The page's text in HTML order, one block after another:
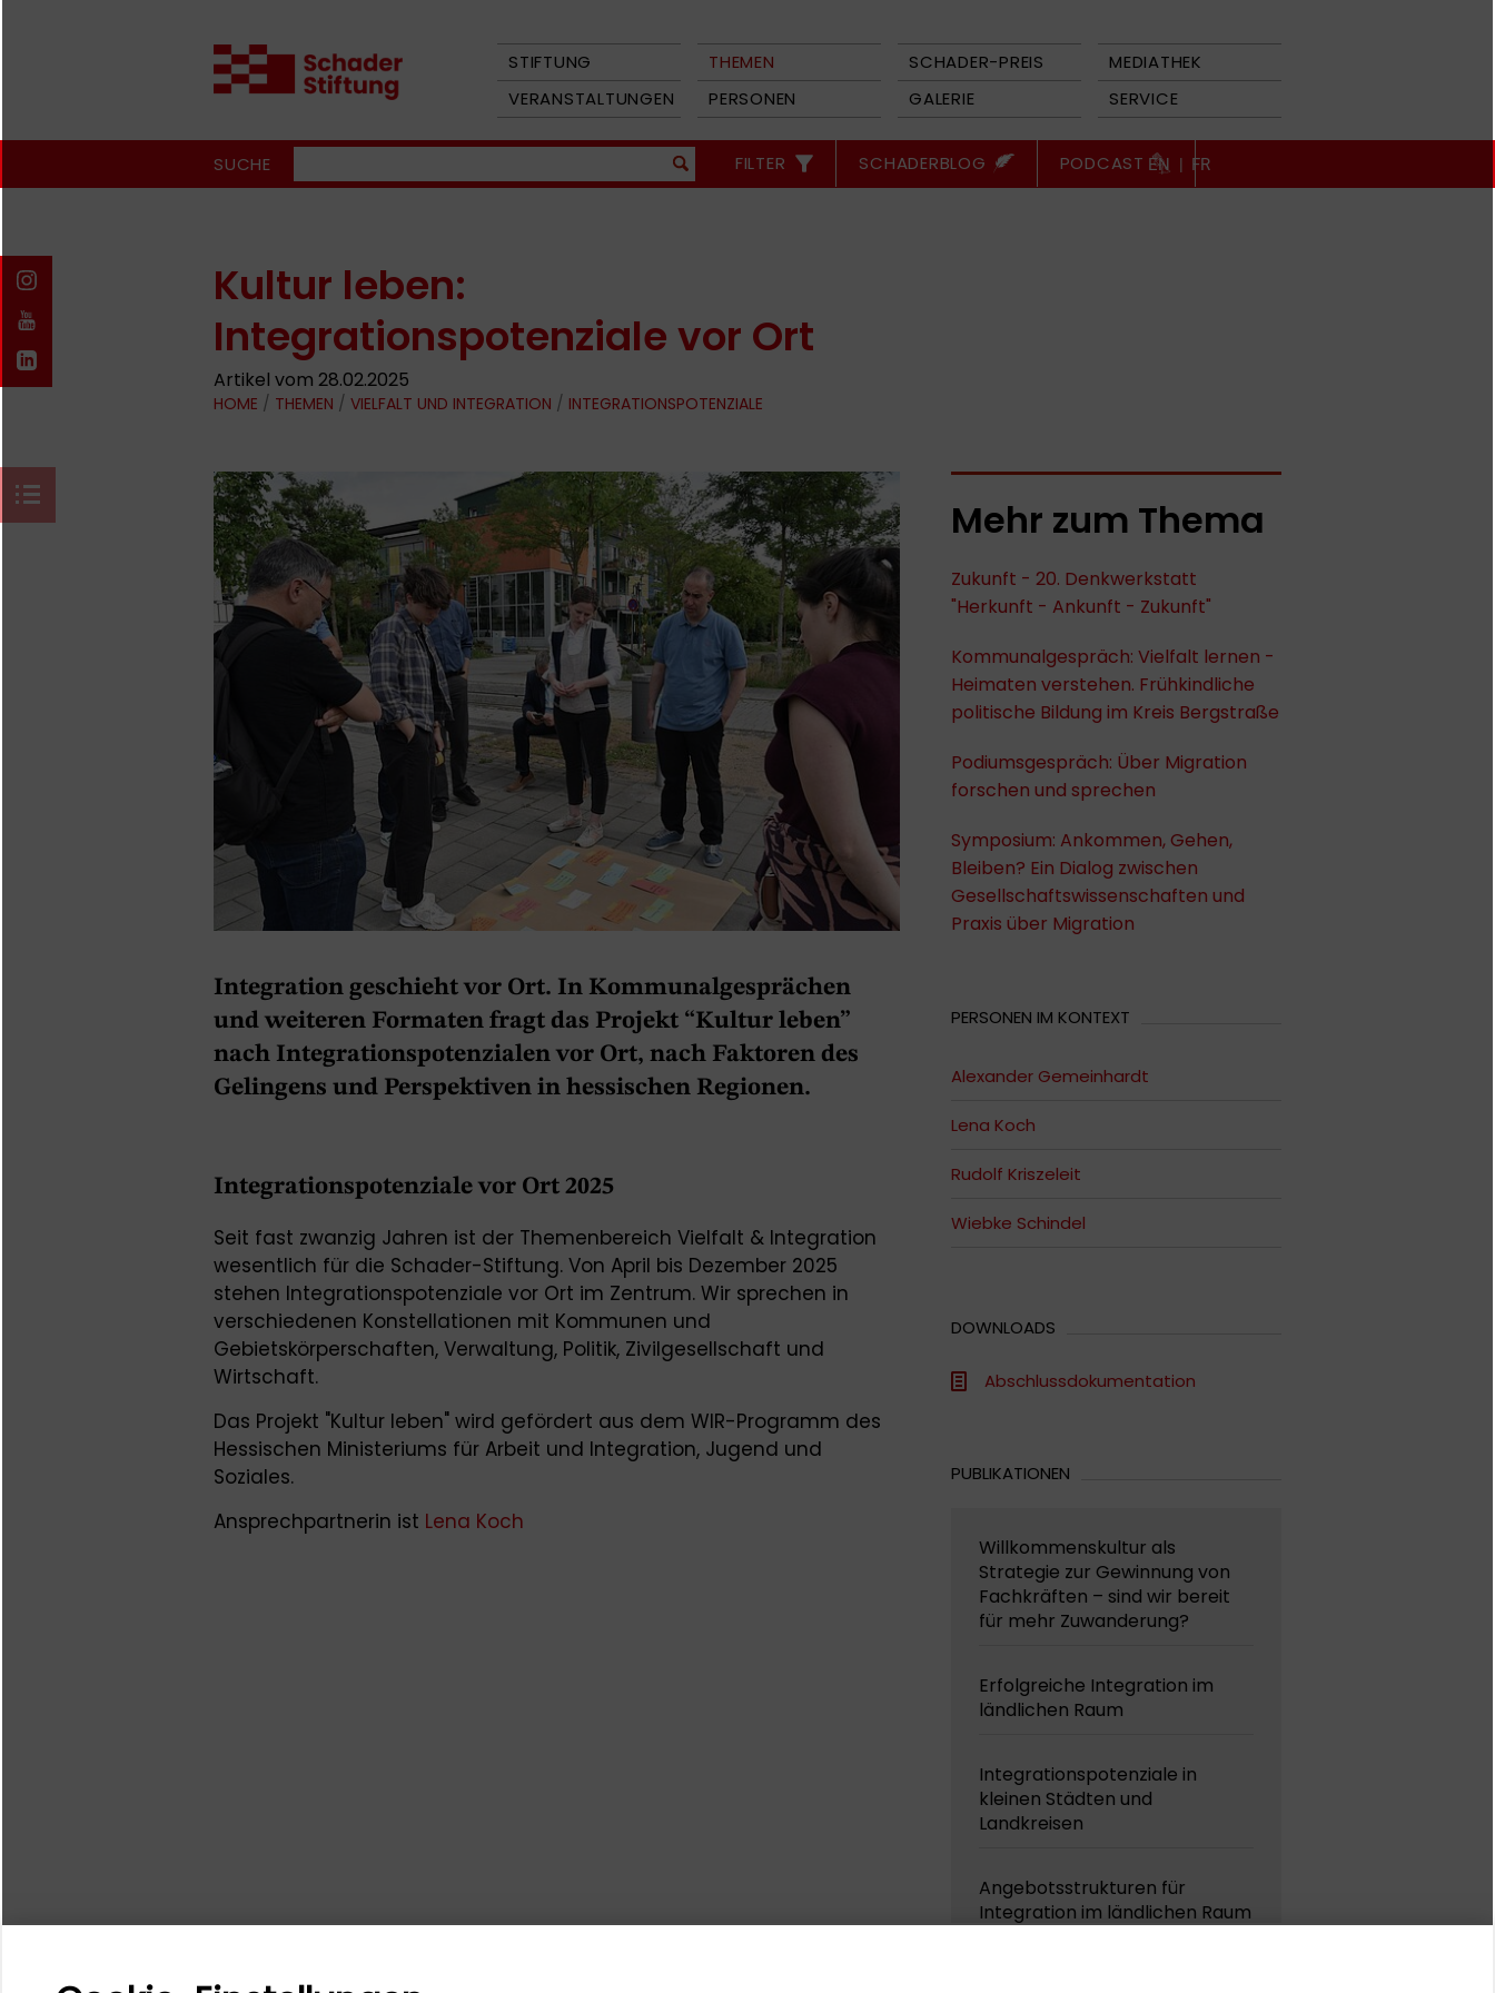
STIFTUNG THEMEN SCHADER-PREIS
MEDIATHEK
VERANSTALTUNGEN
PERSONEN GALERIE SERVICE
SUCHE FILTER SCHADERBLOG PODCAST EN | FR
Kultur leben:
Integrationspotenziale vor Ort
Artikel vom 28.02.2025
HOME / THEMEN / VIELFALT UND INTEGRATION / INTEGRATIONSPOTENZIALE
Integration geschieht vor Ort. In Kommunalgesprächen
und weiteren Formaten fragt das Projekt “Kultur leben”
nach Integrationspotenzialen vor Ort, nach Faktoren des
Gelingens und Perspektiven in hessischen Regionen.
Integrationspotenziale vor Ort 2025
Seit fast zwanzig Jahren ist der Themenbereich Vielfalt & Integration
wesentlich für die Schader-Stiftung. Von April bis Dezember 2025
stehen Integrationspotenziale vor Ort im Zentrum. Wir sprechen in
verschiedenen Konstellationen mit Kommunen und
Gebietskörperschaften, Verwaltung, Politik, Zivilgesellschaft und
Wirtschaft.
Das Projekt "Kultur leben" wird gefördert aus dem WIR-Programm des
Hessischen Ministeriums für Arbeit und Integration, Jugend und
Soziales.
Ansprechpartnerin ist Lena Koch
Mehr zum Thema
Zukunft - 20. Denkwerkstatt
"Herkunft - Ankunft - Zukunft"
Kommunalgespräch: Vielfalt lernen -
Heimaten verstehen. Frühkindliche
politische Bildung im Kreis Bergstraße
Podiumsgespräch: Über Migration
forschen und sprechen
Symposium: Ankommen, Gehen,
Bleiben? Ein Dialog zwischen
Gesellschaftswissenschaften und
Praxis über Migration
PERSONEN IM KONTEXT
Alexander Gemeinhardt
Lena Koch
Rudolf Kriszeleit
Wiebke Schindel
DOWNLOADS
Abschlussdokumentation
PUBLIKATIONEN
Willkommenskultur als
Strategie zur Gewinnung von
Fachkräften – sind wir bereit
für mehr Zuwanderung?
Erfolgreiche Integration im
ländlichen Raum
Integrationspotenziale in
kleinen Städten und
Landkreisen
Angebotsstrukturen für
Integration im ländlichen Raum